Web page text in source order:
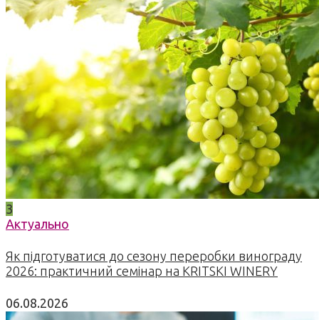
3
Актуально
Як підготуватися до сезону переробки винограду
2026: практичний семінар на KRITSKI WINERY
06.08.2026